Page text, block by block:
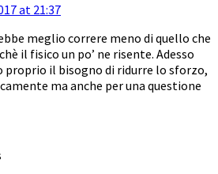
at 21:37
meglio correre meno di quello che
il fisico un po’ ne risente. Adesso
il bisogno di ridurre lo sforzo,
ma anche per una questione